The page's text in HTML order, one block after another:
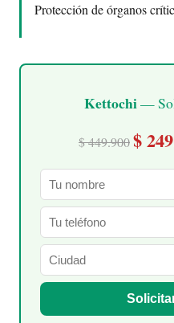
Protección de órganos
Kettochi—
$ 449.900$